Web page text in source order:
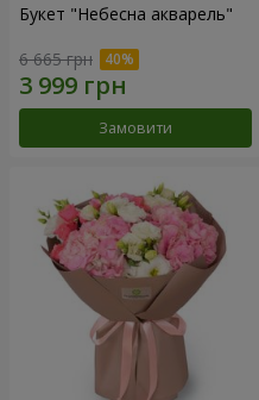
Букет "Небесна акварель"
6 665 грн
Замовити